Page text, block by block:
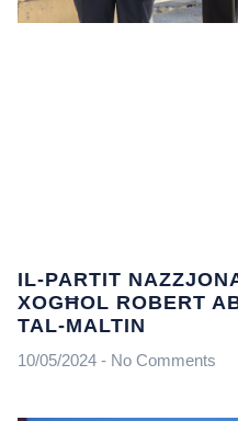
IL-PARTIT
XOGĦOL ROBERT
TAL-MALTIN
10/05/2024 No Comments